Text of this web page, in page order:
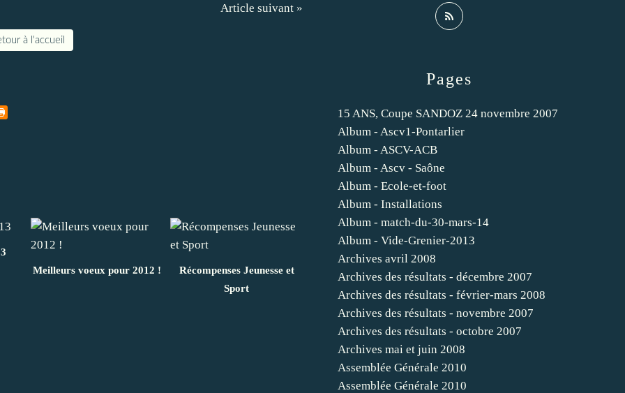
Article suivant »
à l'accueil
Meilleurs voeux pour 2012 !
Récompenses Jeunesse et
Sport
Pages
15 ANS, Coupe SANDOZ 24 novembre 2007
Album - Ascv1-Pontarlier
Album - ASCV-ACB
Album - Ascv - Saône
Album - Ecole-et-foot
Album - Installations
Album - match-du-30-mars-14
Album - Vide-Grenier-2013
Archives avril 2008
Archives des résultats - décembre 2007
Archives des résultats - février-mars 2008
Archives des résultats - novembre 2007
Archives des résultats - octobre 2007
Archives mai et juin 2008
Assemblée Générale 2010
Assemblée Générale 2010